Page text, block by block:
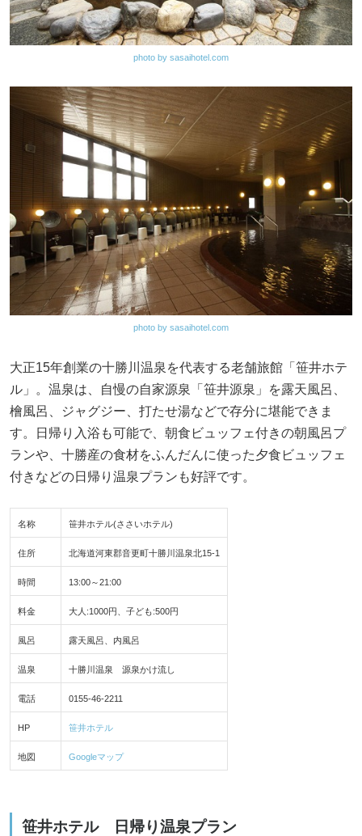
photo by sasaihotel.com
photo by sasaihotel.com
大正15年創業の十勝川温泉を代表する老舗旅館「笹井ホテ
ル」。温泉は、自慢の自家源泉「笹井源泉」を露天風呂、
檜風呂、ジャグジー、打たせ湯などで存分に堪能できま
す。日帰り入浴も可能で、朝食ビュッフェ付きの朝風呂プ
ランや、十勝産の食材をふんだんに使った夕食ビュッフェ
付きなどの日帰り温泉プランも好評です。
名称 笹井ホテル(ささいホテル)
住所 北海道河東郡音更町十勝川温泉北15-1
時間 13:00～21:00
料金 大人:1000円、子ども:500円
風呂 露天風呂、内風呂
温泉 十勝川温泉 源泉かけ流し
電話 0155-46-2211
HP 笹井ホテル
地図 Googleマップ
笹井ホテル 日帰り温泉プラン